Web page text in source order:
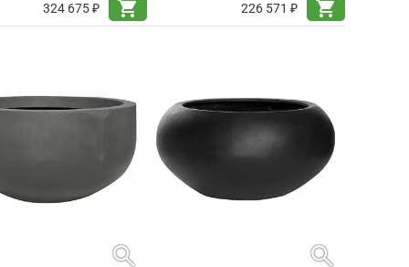
324 675 ₽
shopping_cart
226 571 ₽
shopping_cart
search search